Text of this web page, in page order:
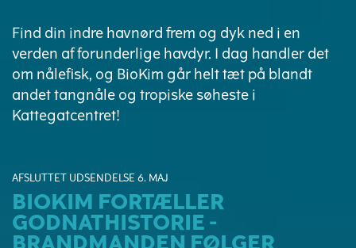
Find din indre havnørd frem og dyk ned i en
verden af forunderlige havdyr. I dag handler det
om nålefisk, og BioKim går helt tæt på blandt
andet tangnåle og tropiske søheste i
Kattegatcentret!
AFSLUTTET UDSENDELSE 6. MAJ
BIOKIM FORTÆLLER
GODNATHISTORIE -